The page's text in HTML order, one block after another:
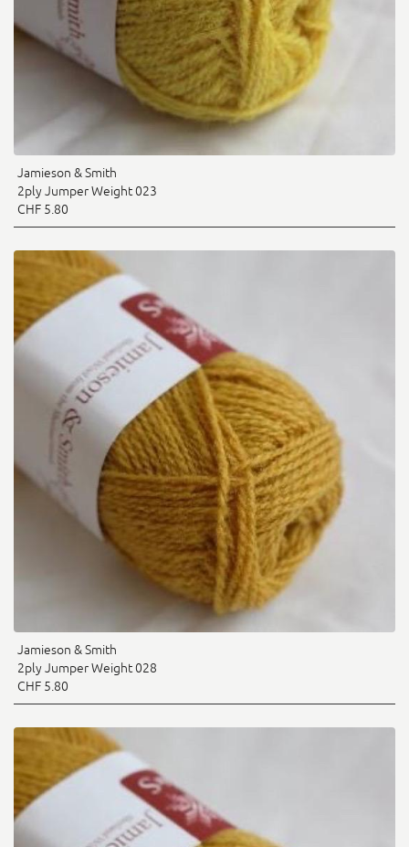
Jamieson & Smith
2ply Jumper Weight 023
CHF 5.80
Jamieson & Smith
2ply Jumper Weight 028
CHF 5.80